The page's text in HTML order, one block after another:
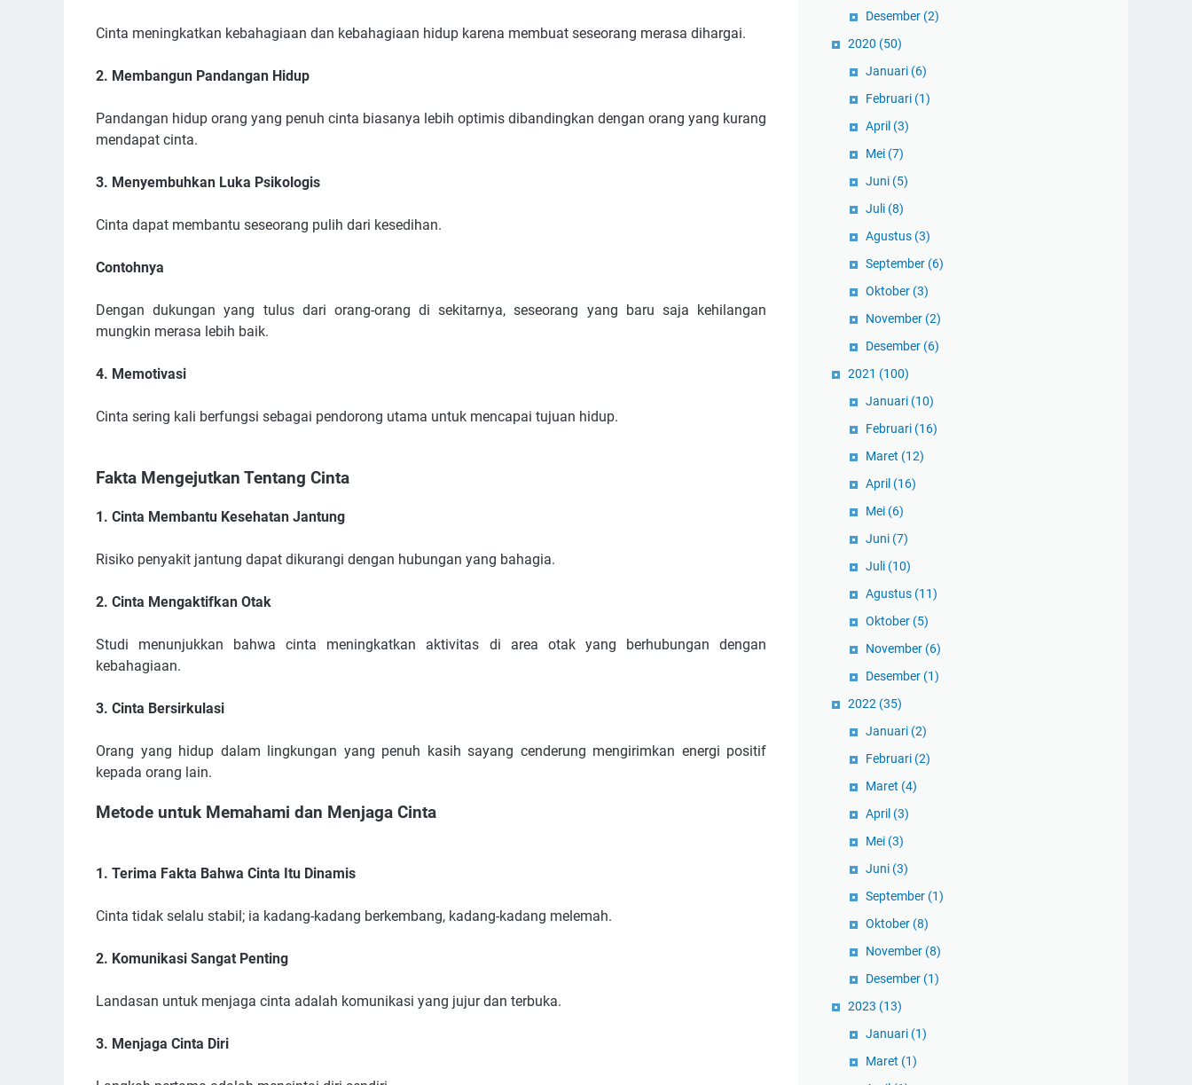
Cinta meningkatkan kebahagiaan dan kebahagiaan hidup karena membuat seseorang merasa dihargai.
2. Membangun Pandangan Hidup
Pandangan hidup orang yang penuh cinta biasanya lebih optimis dibandingkan dengan orang yang kurang
mendapat cinta.
3. Menyembuhkan Luka Psikologis
Cinta dapat membantu seseorang pulih dari kesedihan.
Contohnya
Dengan dukungan yang tulus dari orang-orang di sekitarnya, seseorang yang baru saja kehilangan
mungkin merasa lebih baik.
4. Memotivasi
Cinta sering kali berfungsi sebagai pendorong utama untuk mencapai tujuan hidup.
Fakta Mengejutkan Tentang Cinta
1. Cinta Membantu Kesehatan Jantung
Risiko penyakit jantung dapat dikurangi dengan hubungan yang bahagia.
2. Cinta Mengaktifkan Otak
Studi menunjukkan bahwa cinta meningkatkan aktivitas di area otak yang berhubungan dengan
kebahagiaan.
3. Cinta Bersirkulasi
Orang yang hidup dalam lingkungan yang penuh kasih sayang cenderung mengirimkan energi positif
kepada orang lain.
Metode untuk Memahami dan Menjaga Cinta
1. Terima Fakta Bahwa Cinta Itu Dinamis
Cinta tidak selalu stabil; ia kadang-kadang berkembang, kadang-kadang melemah.
2. Komunikasi Sangat Penting
Landasan untuk menjaga cinta adalah komunikasi yang jujur dan terbuka.
3. Menjaga Cinta Diri
Desember (2)
2020 (50)
Januari (6)
Februari (1)
April (3)
Mei (7)
Juni (5)
Juli (8)
Agustus (3)
September (6)
Oktober (3)
November (2)
Desember (6)
2021 (100)
Januari (10)
Februari (16)
Maret (12)
April (16)
Mei (6)
Juni (7)
Juli (10)
Agustus (11)
Oktober (5)
November (6)
Desember (1)
2022 (35)
Januari (2)
Februari (2)
Maret (4)
April (3)
Mei (3)
Juni (3)
September (1)
Oktober (8)
November (8)
Desember (1)
2023 (13)
Januari (1)
Maret (1)